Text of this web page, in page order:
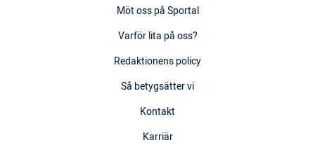
Möt oss på Sportal
Varför lita på oss?
Redaktionens policy
Så betygsätter vi
Kontakt
Karriär